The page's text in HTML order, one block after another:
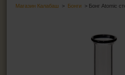
Магазин Калабаш > Бонги > Бонг Atomic
ВСЁ ДЛЯ СИГАРЕТ И